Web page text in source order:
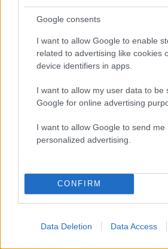
Google consents
I want to allow Google to enable
related to advertising like cookies
device identifiers in apps.
I want to allow my user data to be
Google for online advertising
I want to allow Google to send me
personalized advertising.
CONFIRM
Data Deletion Data Access
ΜΕΣΗΜΕΡΙ: 1 μερίδα
άγρια χόρτα, 4-6 ελιές & 1
πολύσπορο ολικής αλέσεως
ΑΠΟΓΕΥΜΑ: Smoothie με
αμυγδάλου, μπανάνα,
τυρί & σαλάτα μαρούλι-
– καρότο